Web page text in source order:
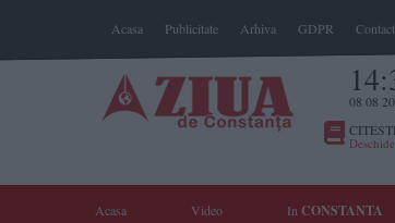
Acasa Publicitate Arhiva GDPR Contact
08 08
Acasa Video In CONSTANTA